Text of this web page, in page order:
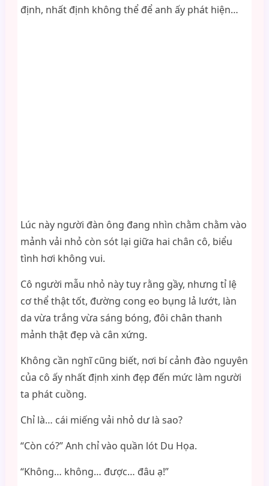
định, nhất định không thể để anh ấy phát hiện…
Lúc này người đàn ông đang nhìn chằm chằm vào
mảnh vải nhỏ còn sót lại giữa hai chân cô, biểu
tình hơi không vui.
Cô người mẫu nhỏ này tuy rằng gầy, nhưng tỉ lệ
cơ thể thật tốt, đường cong eo bụng lả lướt, làn
da vừa trắng vừa sáng bóng, đôi chân thanh
mảnh thật đẹp và cân xứng.
Không cần nghĩ cũng biết, nơi bí cảnh đào nguyên
của cô ấy nhất định xinh đẹp đến mức làm người
ta phát cuồng.
Chỉ là… cái miếng vải nhỏ dư là sao?
“Còn có?” Anh chỉ vào quần lót Du Họa.
“Không… không… được… đâu ạ!”